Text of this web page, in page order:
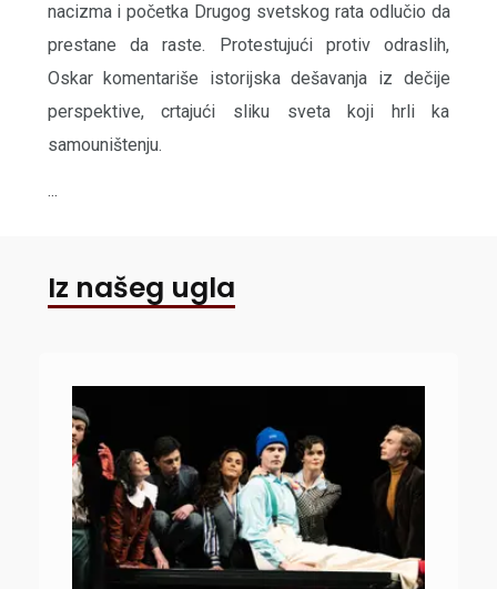
nacizma i početka Drugog svetskog rata odlučio da
prestane da raste. Protestujući protiv odraslih,
Oskar komentariše istorijska dešavanja iz dečije
perspektive, crtajući sliku sveta koji hrli ka
samouništenju.
...
Iz našeg ugla